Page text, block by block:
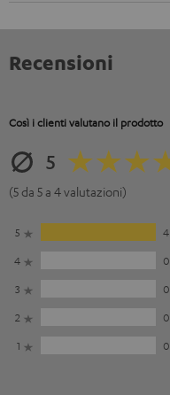
Recensioni
Così i clienti valutano il prodotto
5
(5 da 5 a 4 valutazioni)
5
4
4
0
3
0
2
0
1
0